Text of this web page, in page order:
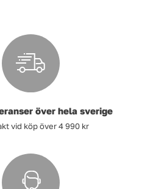
över hela sverige
vid köp över 4 990 kr